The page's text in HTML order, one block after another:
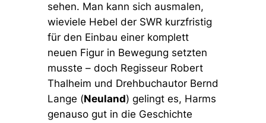
sehen. Man kann sich ausmalen,
wieviele Hebel der SWR kurzfristig
für den Einbau einer komplett
neuen Figur in Bewegung setzten
musste – doch Regisseur Robert
Thalheim und Drehbuchautor Bernd
Lange (Neuland) gelingt es, Harms
genauso gut in die Geschichte